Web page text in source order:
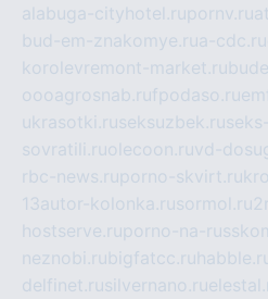
alabuga-cityhotel.rupornv.ru
bud-em-znakomye.rua-cdc.ru
korolevremont-market.ru
oooagrosnab.rufpodaso.ru
ukrasotki.ruseksuzbek.ru
sovratili.ruolecoon.ruvd-
rbc-news.ruporno-skvirt.ru
13autor-kolonka.rusormol.ru
hostserve.ruporno-na-
neznobi.rubigfatcc.ru
delfinet.rusilvernano.ru